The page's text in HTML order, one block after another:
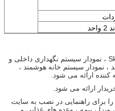
طراحی پایه ، طراحی مونتاژ Skelton ، نمودار سیستم نگهداری داخلی و
، نمودار سیستم خانه هوشمند ،
ارائه می شود.
را برای راهنمایی در نصب به سایت